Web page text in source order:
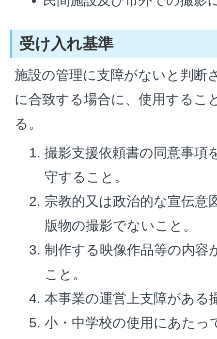
受け入れ基準
施設の管理に支障がないと判断
に合致する場合に、使用するこ
る。
撮影支援依頼書の同意事項
守すること。
宗教的又は政治的な宣伝意
版物の撮影でないこと。
制作する映像作品等の内容
こと。
本事業の運営上支障がある
小・中学校の使用にあたっ